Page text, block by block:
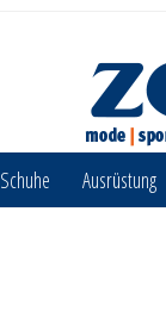
Schuhe Ausrüstung